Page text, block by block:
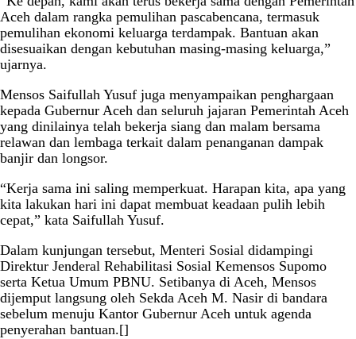
Aceh dalam rangka pemulihan pascabencana, termasuk
pemulihan ekonomi keluarga terdampak. Bantuan akan
disesuaikan dengan kebutuhan masing-masing keluarga,”
ujarnya.
Mensos Saifullah Yusuf juga menyampaikan penghargaan
kepada Gubernur Aceh dan seluruh jajaran Pemerintah Aceh
yang dinilainya telah bekerja siang dan malam bersama
relawan dan lembaga terkait dalam penanganan dampak
banjir dan longsor.
“Kerja sama ini saling memperkuat. Harapan kita, apa yang
kita lakukan hari ini dapat membuat keadaan pulih lebih
cepat,” kata Saifullah Yusuf.
Dalam kunjungan tersebut, Menteri Sosial didampingi
Direktur Jenderal Rehabilitasi Sosial Kemensos Supomo
serta Ketua Umum PBNU. Setibanya di Aceh, Mensos
dijemput langsung oleh Sekda Aceh M. Nasir di bandara
sebelum menuju Kantor Gubernur Aceh untuk agenda
penyerahan bantuan.[]